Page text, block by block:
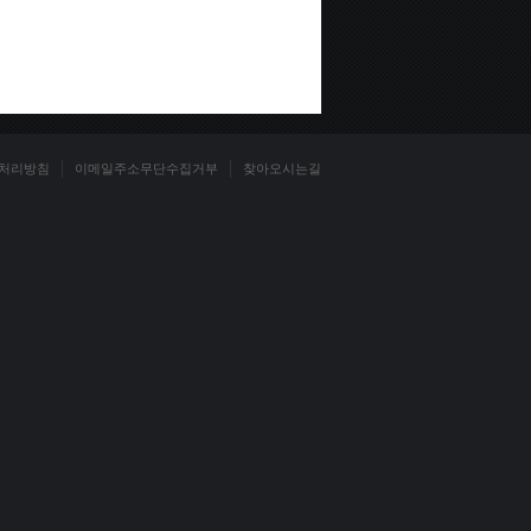
리방침 이메일주소무단수집거부 찾아오시는길